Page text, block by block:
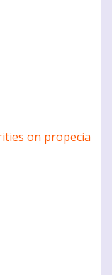
on propecia